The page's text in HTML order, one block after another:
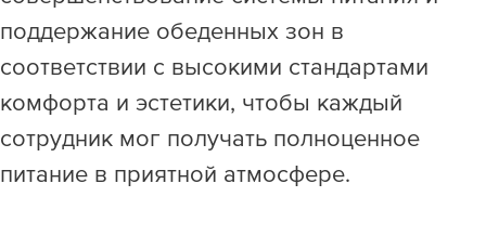
поддержание обеденных зон в
соответствии с высокими стандартами
комфорта и эстетики, чтобы каждый
сотрудник мог получать полноценное
питание в приятной атмосфере.